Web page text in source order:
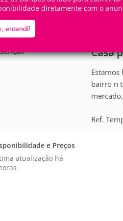
diretamente com o
entendi!
12Pessoas
Casa
bairro n
Ref.
e Preços
atualização há